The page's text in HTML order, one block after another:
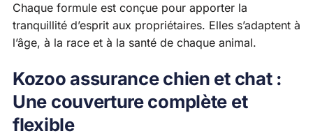
Chaque formule est conçue pour apporter la
tranquillité d’esprit aux propriétaires. Elles s’adaptent à
l’âge, à la race et à la santé de chaque animal.
Kozoo assurance chien et chat :
Une couverture complète et
flexible